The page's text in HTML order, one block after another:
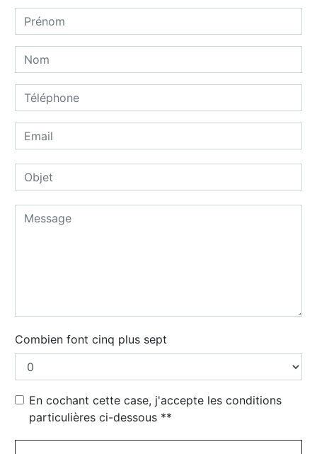
Combien font cinq plus sept
En cochant cette case, j'accepte les conditions
particulières ci-dessous **